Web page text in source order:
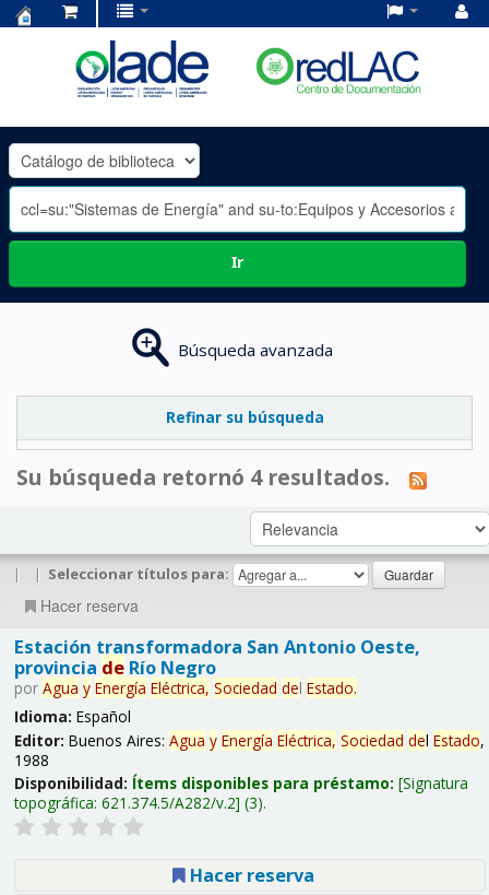
OLADE
-
Ir
Búsqueda avanzada
Refinar su búsqueda
Su búsqueda retornó 4 resultados.
| | Seleccionar títulos para:
Hacer reserva
Estación transformadora San Antonio Oeste,
provincia deRío Negro
por Agua y Energía Eléctrica, Sociedad del Estado.
Idioma: Español
Editor: Buenos Aires: Agua y Energía Eléctrica, Sociedad del Estado,
1988
Disponibilidad: Ítems disponibles para préstamo: Signatura
topográfica: 621.374.5/A282/v.2 (3).
Hacer reserva